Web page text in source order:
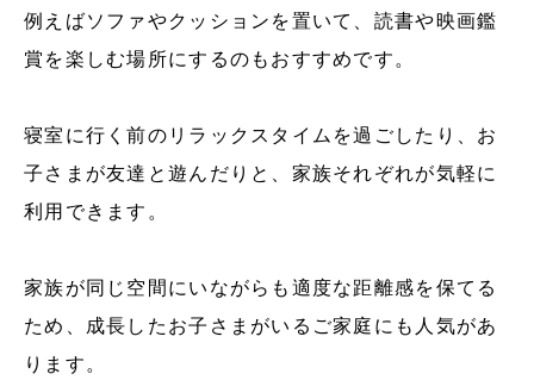
例えばソファやクッションを置いて、読書や映画鑑
賞を楽しむ場所にするのもおすすめです。
寝室に行く前のリラックスタイムを過ごしたり、お
子さまが友達と遊んだりと、家族それぞれが気軽に
利用できます。
家族が同じ空間にいながらも適度な距離感を保てる
ため、成長したお子さまがいるご家庭にも人気があ
ります。